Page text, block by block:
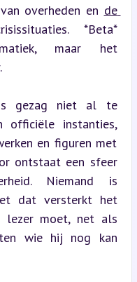
overheden en de
*Beta*
maar het
gezag niet al te
officiële instanties,
en figuren met
ontstaat een sfeer
Niemand is
dat versterkt het
lezer moet, net als
wie hij nog kan